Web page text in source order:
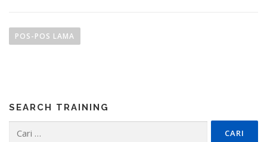
a
s
POS-POS LAMA
SEARCH TRAINING
untuk: